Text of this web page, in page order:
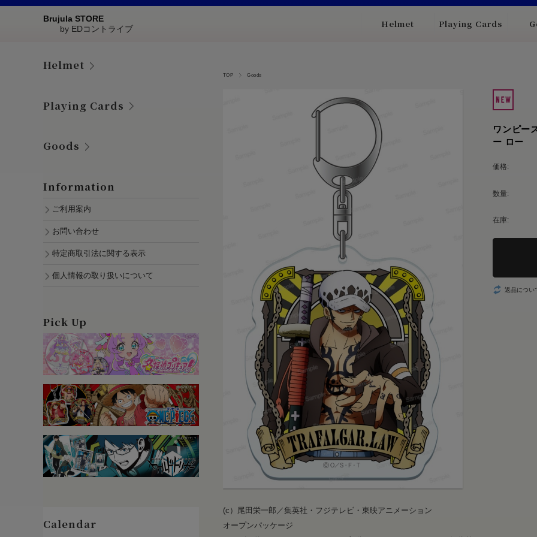
Brujula STORE
by EDコントライブ
Helmet Playing Cards
TOP Goods
ワンピー
ー ロー
価格:
数量:
在庫:
返品につい
(c）尾田栄一郎／集英社・フジテレビ・東映アニメーション
オープンパッケージ
Helmet
Playing Cards
Goods
Information
ご利用案内
お問い合わせ
特定商取引法に関する表示
個人情報の取り扱いについて
Pick Up